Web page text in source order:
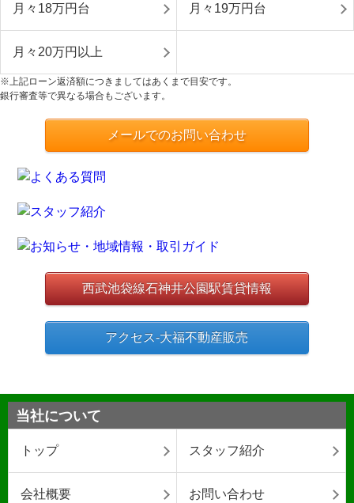
月々18万円台 月々19万円台
月々20万円以上
※上記ローン返済額につきましてはあくまで目安です。
銀行審査等で異なる場合もございます。
メールでのお問い合わせ
西武池袋線石神井公園駅賃貸情報
アクセス-大福不動産販売
当社について
トップ スタッフ紹介
会社概要 お問い合わせ